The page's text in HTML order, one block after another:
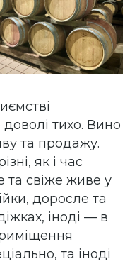
тихо. Вино
та продажу.
як і час
та свіже живе у
доросле та
іноді — в
та іноді